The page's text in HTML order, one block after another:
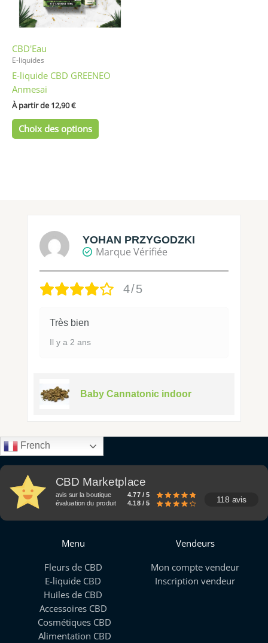
CBD'Eau
E-liquides
E-liquide CBD GREENEO
Anmesai
À partir de 12,90€
Choix des options
options
peuvent
la
produit
YOHAN PRZYGODZKI
Marque Vérifiée
4/5
Très bien
Il y a 2 ans
Baby Cannatonic indoor
French
CBD Marketplace
avis sur la boutique
4.77 / 5
évaluation du produit
4.18 / 5 118 avis
Menu
Fleurs de CBD
E-liquide CBD
Huiles de CBD
Accessoires CBD
Cosmétiques CBD
Alimentation CBD
Vendeurs
Mon compte vendeur
Inscription vendeur